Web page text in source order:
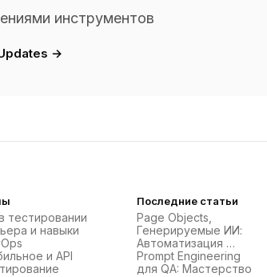
инструментов
→
тестировании
и навыки
и API
Последние статьи
Page Objects,
Генерируемые ИИ:
Автоматизация …
Prompt Engineering
для QA: Мастерство